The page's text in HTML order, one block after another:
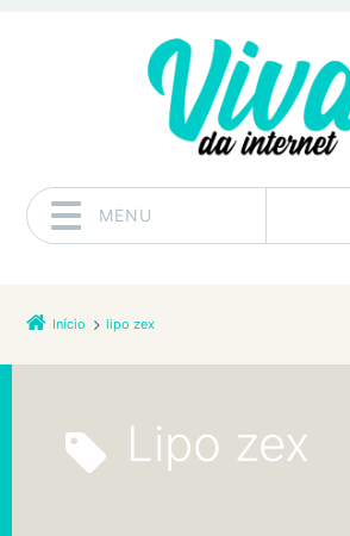
MENU
Início lipo zex
lipo zex